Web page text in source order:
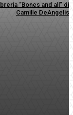
“Bones and all” di
Camille DeAngelis